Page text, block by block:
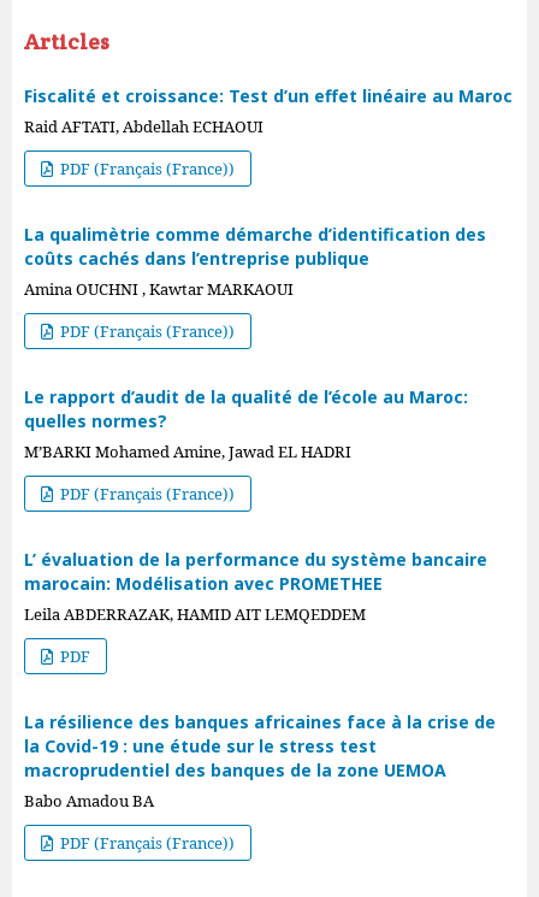
Articles
Fiscalité et croissance: Test d’un effet linéaire au Maroc
Raid AFTATI, Abdellah ECHAOUI
PDF (Français (France))
La qualimètrie comme démarche d’identification des
coûts cachés dans l’entreprise publique
Amina OUCHNI , Kawtar MARKAOUI
PDF (Français (France))
Le rapport d’audit de la qualité de l’école au Maroc:
quelles normes?
M’BARKI Mohamed Amine, Jawad EL HADRI
PDF (Français (France))
L’ évaluation de la performance du système bancaire
marocain: Modélisation avec PROMETHEE
Leila ABDERRAZAK, HAMID AIT LEMQEDDEM
PDF
La résilience des banques africaines face à la crise de
la Covid-19 : une étude sur le stress test
macroprudentiel des banques de la zone UEMOA
Babo Amadou BA
PDF (Français (France))